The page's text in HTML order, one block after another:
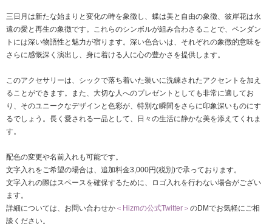
三日月は新たな始まりと変化の時を象徴し、蝶は美と自由の象徴、彼岸花は永
遠の愛と再生の象徴です。これらのシンボルが組み合わさることで、ペンダン
トには深い物語性と魅力が宿ります。深い色合いは、それぞれの象徴的意味を
さらに感慨深く演出し、身に着ける人に心の豊かさを提供します。
このアクセサリーは、シックで落ち着いた装いに洗練されたアクセントを加え
ることができます。また、大切な人へのプレゼントとしても非常に適してお
り、そのユニークなデザインと色彩が、特別な瞬間をさらに印象深いものにす
るでしょう。長く愛される一品として、日々の生活に静かな美を添えてくれま
す。
配色の変更や名前入れも可能です。
文字入れをご希望の場合は、追加料金3,000円(税別)で承っております。
文字入れの際はスペースを確保するために、ロゴ入れを行わない場合がござい
ます。
詳細については、お問い合わせか ＜Hizmの公式Twitter＞ のDMでお気軽にご相
談ください。